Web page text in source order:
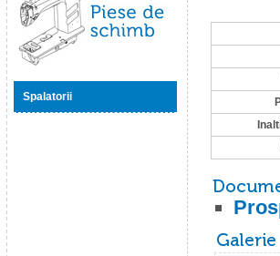
Spalatorii